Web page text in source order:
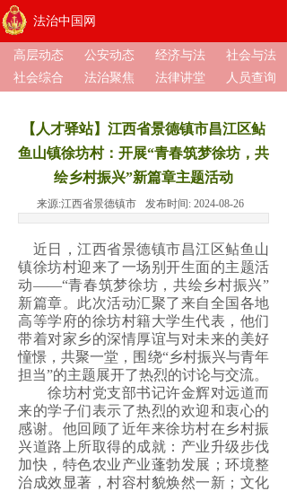
法治中国网
高层动态 公安动态 经济与法
社会与法
社会综合
法治聚焦 法律讲堂 人员查询
【人才驿站】江西省景德镇市昌江区鲇
鱼山镇徐坊村：开展“青春筑梦徐坊，共
绘乡村振兴”新篇章主题活动
来源:江西省景德镇市 发布时间: 2024-08-26
近日，江西省景德镇市昌江区鲇鱼山
镇徐坊村迎来了一场别开生面的主题活
动——“青春筑梦徐坊，共绘乡村振兴”
新篇章。此次活动汇聚了来自全国各地
高等学府的徐坊村籍大学生代表，他们
带着对家乡的深情厚谊与对未来的美好
憧憬，共聚一堂，围绕“乡村振兴与青年
担当”的主题展开了热烈的讨论与交流。
徐坊村党支部书记许金辉对远道而
来的学子们表示了热烈的欢迎和衷心的
感谢。他回顾了近年来徐坊村在乡村振
兴道路上所取得的成就：产业升级步伐
加快，特色农业产业蓬勃发展；环境整
治成效显著，村容村貌焕然一新；文化